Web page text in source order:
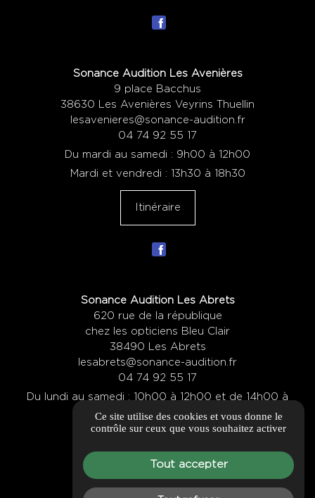
Sonance Audition Les Avenières
9 place Bacchus
38630 Les Avenières Veyrins Thuellin
lesavenieres@sonance-audition.fr
04 74 92 55 17
Du mardi au samedi : 9h00 à 12h00
Mardi et vendredi : 13h30 à 18h30
Itinéraire
Sonance Audition Les Abrets
620 rue de la république
chez les opticiens Bleu Clair
38490 Les Abrets
lesabrets@sonance-audition.fr
04 74 92 55 17
Du lundi au samedi : 10h00 à 12h00 et de 14h00 à
19h00
Itinéraire
Ce site utilise des cookies et vous donne le
contrôle sur ceux que vous souhaitez activer
Tout accepter